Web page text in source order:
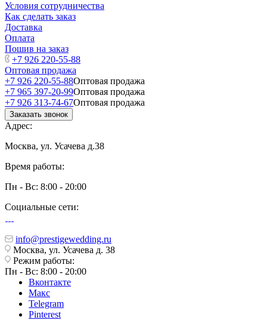
Условия сотрудничества
Как сделать заказ
Доставка
Оплата
Пошив на заказ
+7 926 220-55-88
Оптовая продажа
+7 926 220-55-88Оптовая продажа
+7 965 397-20-99Оптовая продажа
+7 926 313-74-67Оптовая продажа
Заказать звонок
Адрес:
Москва, ул. Усачева д.38
Время работы:
Пн - Вс: 8:00 - 20:00
Социальные сети:
info@prestigewedding.ru
Москва, ул. Усачева д. 38
Режим работы:
Пн - Вс: 8:00 - 20:00
Вконтакте
Макс
Telegram
Pinterest